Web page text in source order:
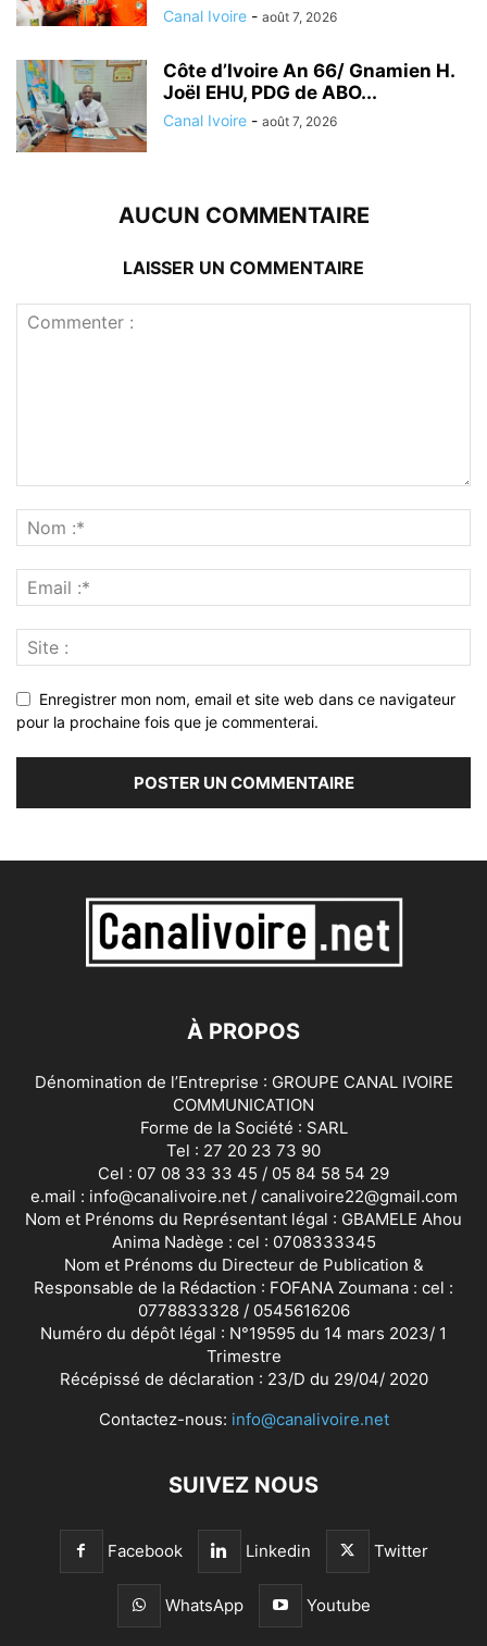
Canal Ivoire - août 7, 2026
Côte d’Ivoire An 66/ Gnamien H.
Joël EHU, PDG de ABO...
Canal Ivoire - août 7, 2026
AUCUN COMMENTAIRE
LAISSER UN COMMENTAIRE
Enregistrer mon nom, email et site web dans ce navigateur
pour la prochaine fois que je commenterai.
À PROPOS
Dénomination de l’Entreprise : GROUPE CANAL IVOIRE
COMMUNICATION
Forme de la Société : SARL
Tel : 27 20 23 73 90
Cel : 07 08 33 33 45 / 05 84 58 54 29
e.mail : info@canalivoire.net / canalivoire22@gmail.com
Nom et Prénoms du Représentant légal : GBAMELE Ahou
Anima Nadège : cel : 0708333345
Nom et Prénoms du Directeur de Publication &
Responsable de la Rédaction : FOFANA Zoumana : cel :
0778833328 / 0545616206
Numéro du dépôt légal : N°19595 du 14 mars 2023/ 1
Trimestre
Récépissé de déclaration : 23/D du 29/04/ 2020
Contactez-nous: info@canalivoire.net
SUIVEZ NOUS
Facebook Linkedin Twitter
WhatsApp Youtube